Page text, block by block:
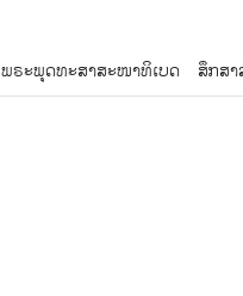
ພຣະພຸດທະສາສະໜາທິເບດ ສຶກສາ